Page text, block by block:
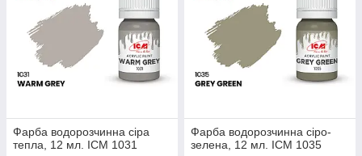
Фарба водорозчинна сіра
тепла, 12 мл. ICM 1031
Фарба водорозчинна сіро-
зелена, 12 мл. ICM 1035